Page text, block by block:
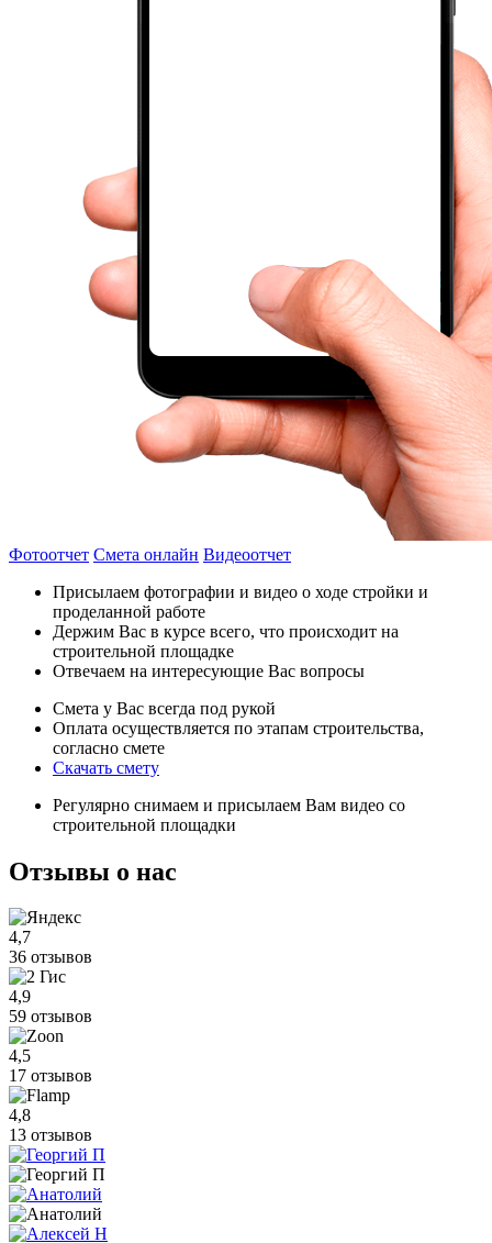
Фотоотчет Смета онлайн Видеоотчет
Присылаем фотографии и видео о ходе стройки и
проделанной работе
Держим Вас в курсе всего, что происходит на
строительной площадке
Отвечаем на интересующие Вас вопросы
Смета у Вас всегда под рукой
Оплата осуществляется по этапам строительства,
согласно смете
Скачать смету
Регулярно снимаем и присылаем Вам видео со
строительной площадки
Отзывы о нас
4,7
36 отзывов
4,9
59 отзывов
4,5
17 отзывов
4,8
13 отзывов